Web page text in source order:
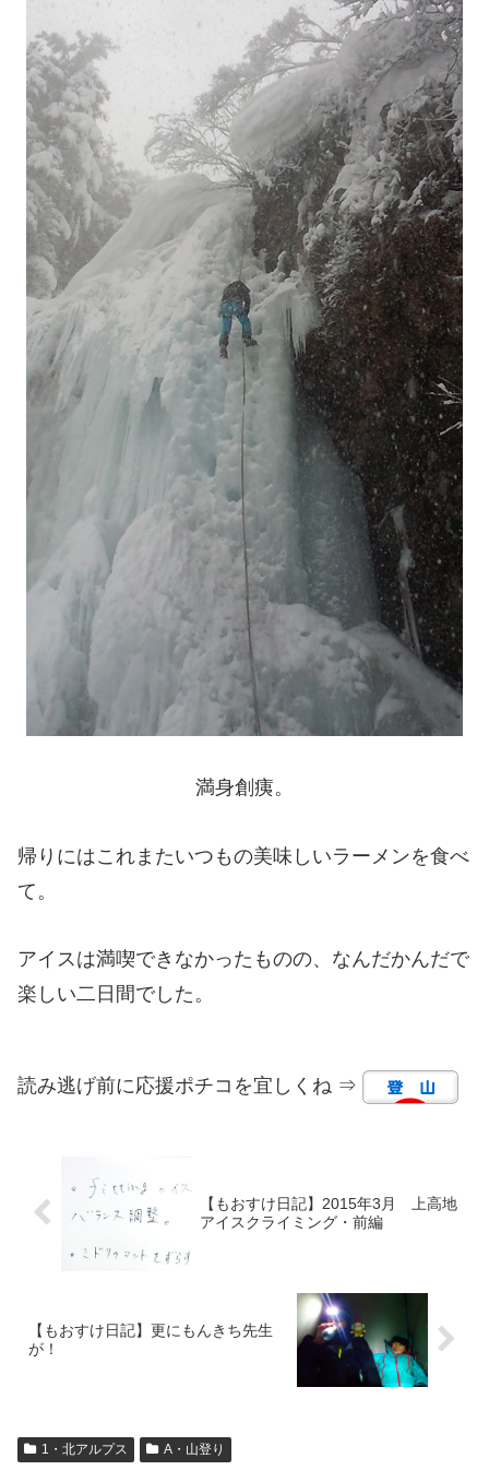
満身創痍。
帰りにはこれまたいつもの美味しいラーメンを食べ
て。
アイスは満喫できなかったものの、なんだかんだで
楽しい二日間でした。
読み逃げ前に応援ポチコを宜しくね ⇒
【もおすけ日記】2015年3月 上高地
アイスクライミング・前編
【もおすけ日記】更にもんきち先生
が！
1・北アルプス A・山登り